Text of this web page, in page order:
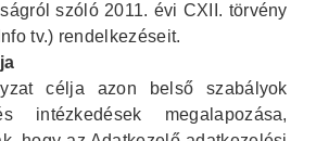
szóló 2011. évi CXII. törvény
tv.) rendelkezéseit.
célja azon belső szabályok
intézkedések megalapozása,